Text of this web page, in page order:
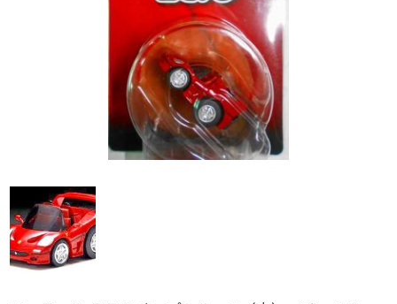
ベルセルク
警察 消防
バス
「バス」全て
トミカ
アドウィング製
トミーテック製
その他国産品
輸入品
トラック
「トラック」全て
トミーテック製
電車
1/64スケール
「1/64スケール」全て
ガンダム
キン肉マン
ウルトラマン系
その他